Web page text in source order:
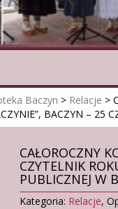
Baczyn > Relacje >
BACZYN – 25
CAŁOROCZNY
CZYTELNIK
PUBLICZNEJ W
Kategoria: Relacje,